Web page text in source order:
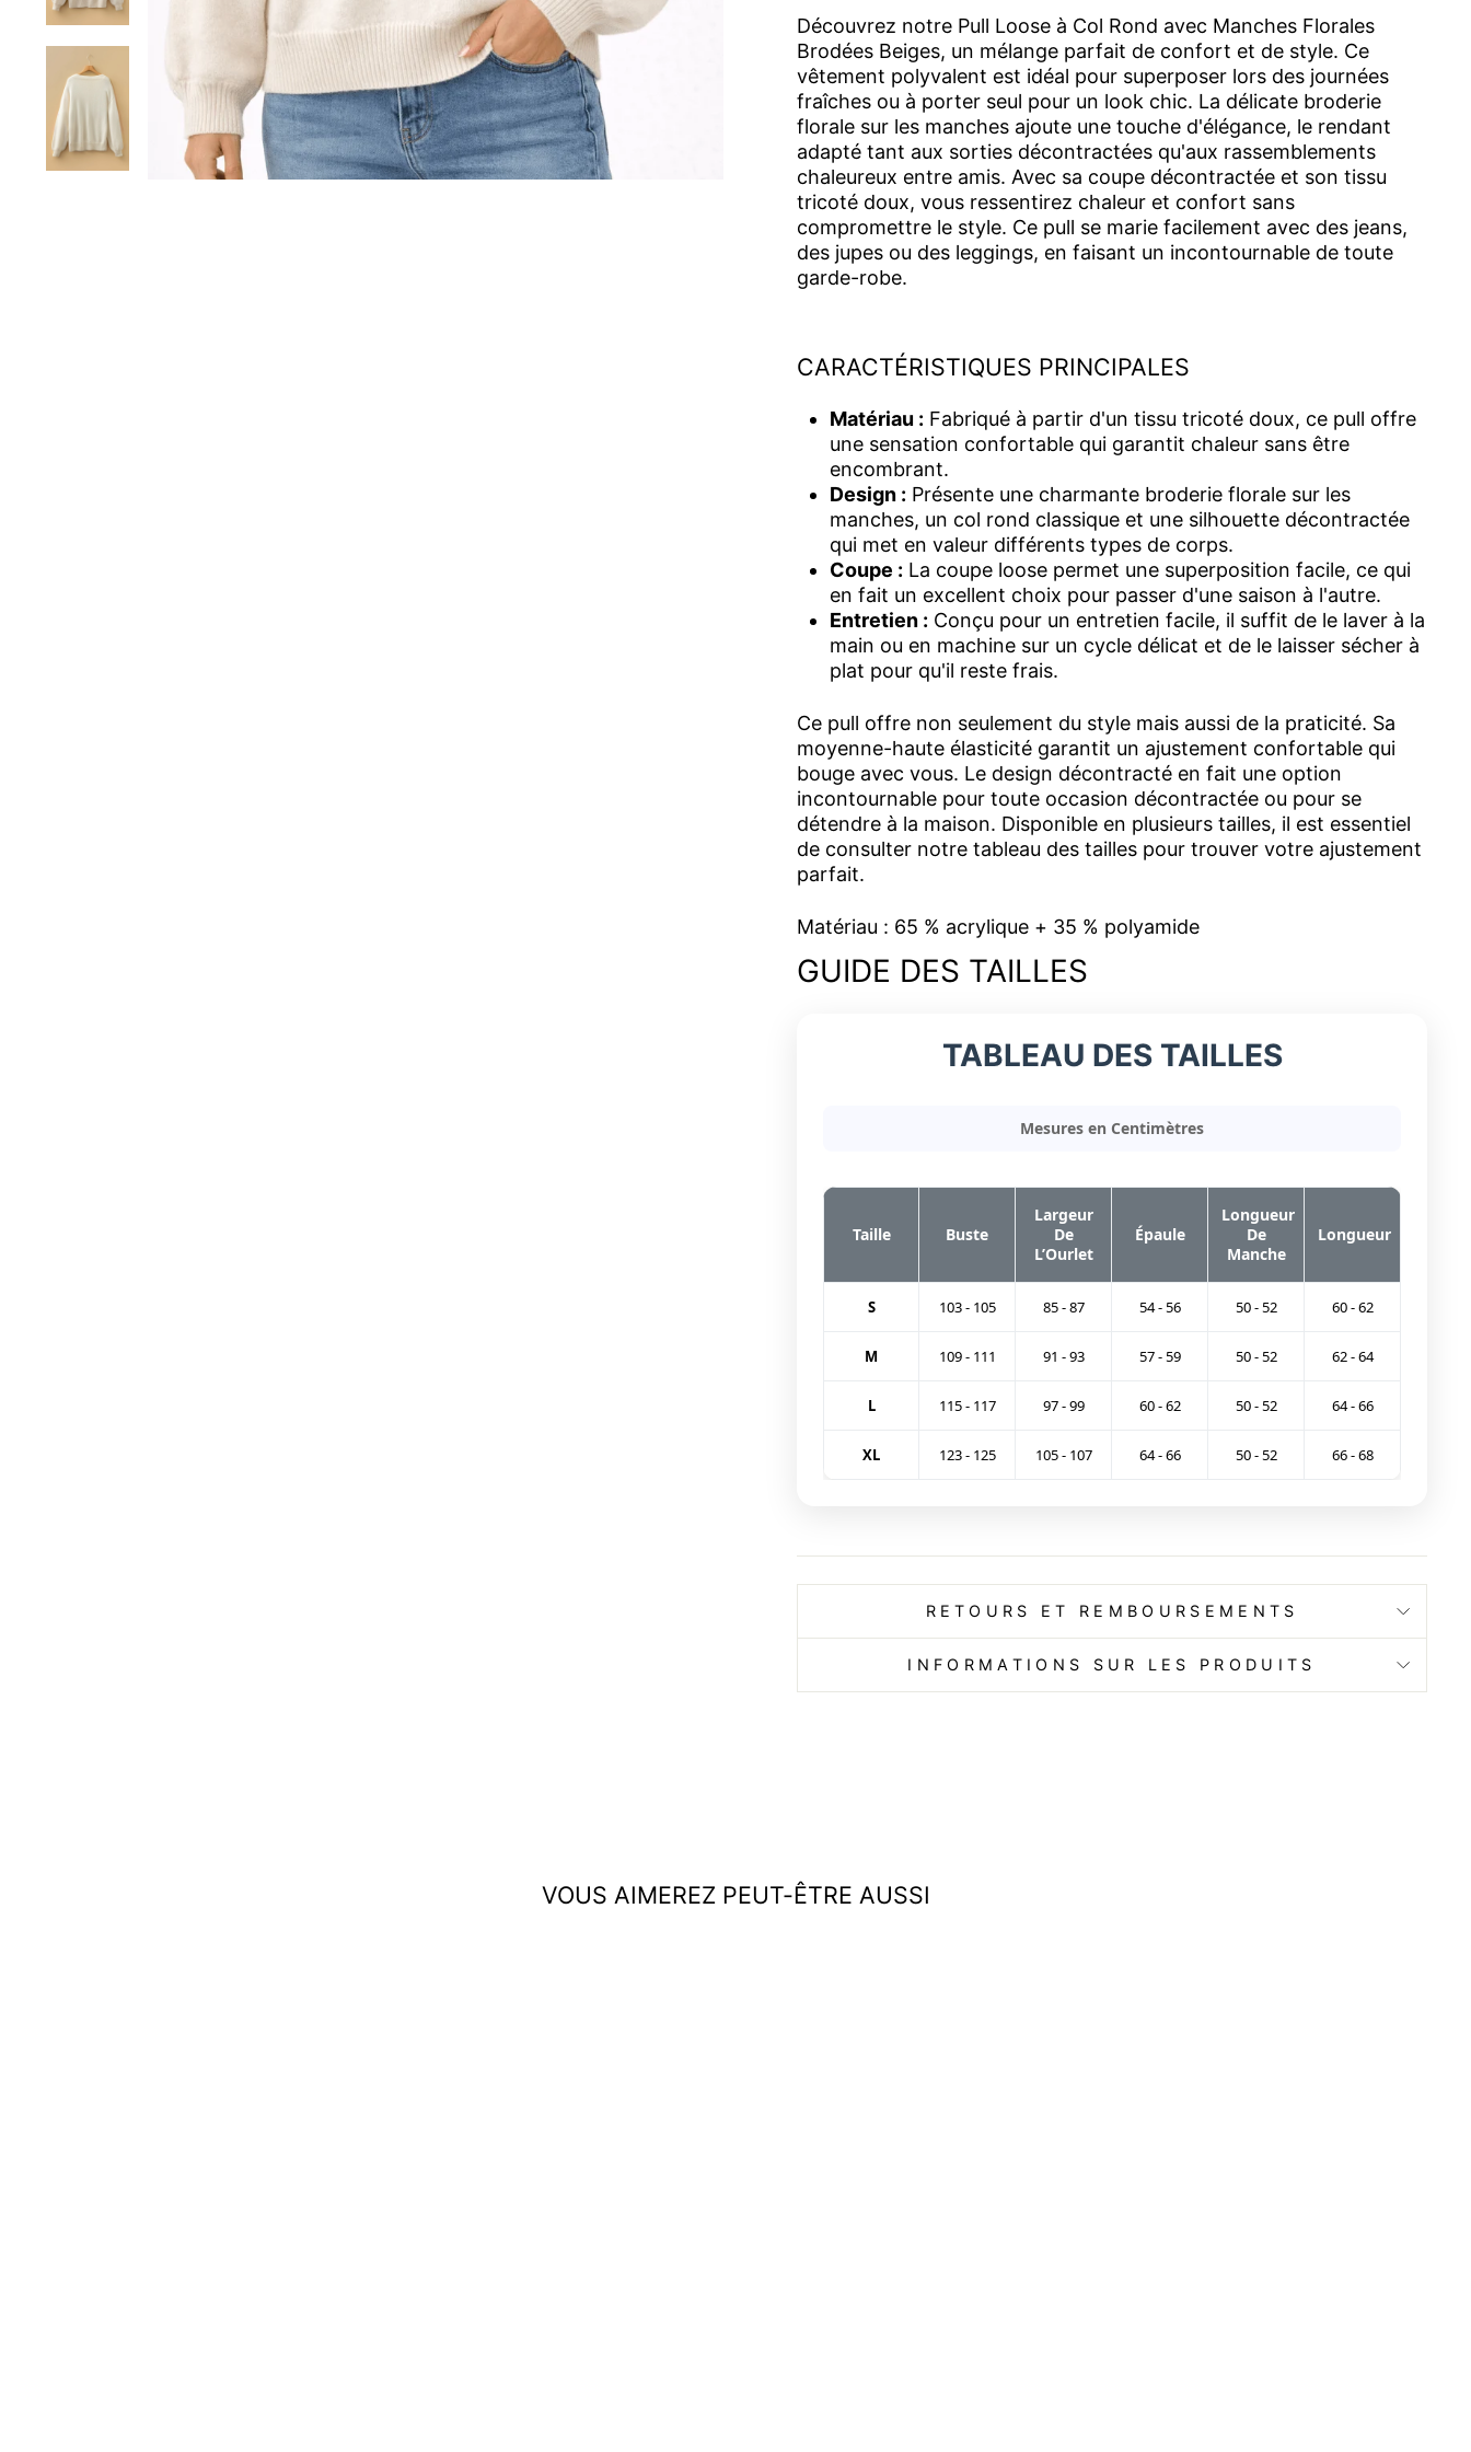
Découvrez notre Pull Loose à Col Rond avec Manches Florales
Brodées Beiges, un mélange parfait de confort et de style. Ce
vêtement polyvalent est idéal pour superposer lors des journées
fraîches ou à porter seul pour un look chic. La délicate broderie
florale sur les manches ajoute une touche d'élégance, le rendant
adapté tant aux sorties décontractées qu'aux rassemblements
chaleureux entre amis. Avec sa coupe décontractée et son tissu
tricoté doux, vous ressentirez chaleur et confort sans
compromettre le style. Ce pull se marie facilement avec des jeans,
des jupes ou des leggings, en faisant un incontournable de toute
garde-robe.
CARACTÉRISTIQUES PRINCIPALES
Matériau : Fabriqué à partir d'un tissu tricoté doux, ce pull offre
une sensation confortable qui garantit chaleur sans être
encombrant.
Design : Présente une charmante broderie florale sur les
manches, un col rond classique et une silhouette décontractée
qui met en valeur différents types de corps.
Coupe : La coupe loose permet une superposition facile, ce qui
en fait un excellent choix pour passer d'une saison à l'autre.
Entretien : Conçu pour un entretien facile, il suffit de le laver à la
main ou en machine sur un cycle délicat et de le laisser sécher à
plat pour qu'il reste frais.
Ce pull offre non seulement du style mais aussi de la praticité. Sa
moyenne-haute élasticité garantit un ajustement confortable qui
bouge avec vous. Le design décontracté en fait une option
incontournable pour toute occasion décontractée ou pour se
détendre à la maison. Disponible en plusieurs tailles, il est essentiel
de consulter notre tableau des tailles pour trouver votre ajustement
parfait.
Matériau : 65 % acrylique + 35 % polyamide
GUIDE DES TAILLES
TABLEAU DES TAILLES
Mesures en Centimètres
Taille Buste
Largeur
De
L’Ourlet
Épaule
Longueur
De
Manche
Longueur
S 103 - 105 85 - 87 54 - 56 50 - 52 60 - 62
M 109 - 111 91 - 93 57 - 59 50 - 52 62 - 64
L 115 - 117 97 - 99 60 - 62 50 - 52 64 - 66
XL 123 - 125 105 - 107 64 - 66 50 - 52 66 - 68
RETOURS ET REMBOURSEMENTS
INFORMATIONS SUR LES PRODUITS
VOUS AIMEREZ PEUT-ÊTRE AUSSI